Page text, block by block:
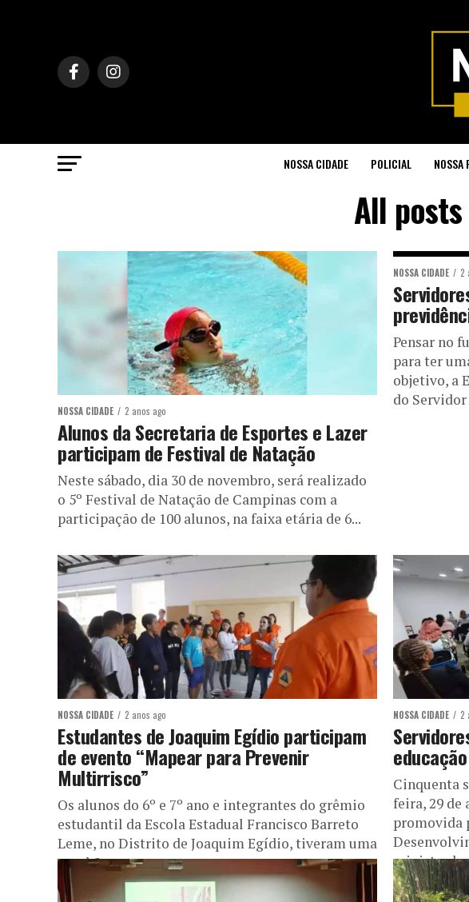
NOSSA CIDADE POLICIAL NOSSA
All
NOSSA CIDADE 2 anos ago
Alunos da Secretaria de Esportes e Lazer
participam de Festival de Natação
Neste sábado, dia 30 de novembro, será realizado
o 5º Festival de Natação de Campinas com a
participação de 100 alunos, na faixa etária de 6...
NOSSA CIDADE 2
Pensar no
para ter
objetivo, a
do Servidor
NOSSA CIDADE 2 anos ago
Estudantes de Joaquim Egídio participam
de evento “Mapear para Prevenir
Multirrisco”
Os alunos do 6º e 7º ano e integrantes do grêmio
estudantil da Escola Estadual Francisco Barreto
Leme, no Distrito de Joaquim Egídio, tiveram uma
manhã...
NOSSA CIDADE 2
Cinquenta
feira, 29 de
promovida